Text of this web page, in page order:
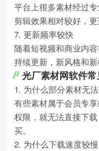
平台上很多素材经过
剪辑效果相对较好，更
7. 更新频率较快
随着短视频和商业内
持续更新，新风格和新
光厂素材网软件
1. 为什么部分素材无
有些素材属于会员专
权限，就无法直接下
买。
2. 为什么下载速度较